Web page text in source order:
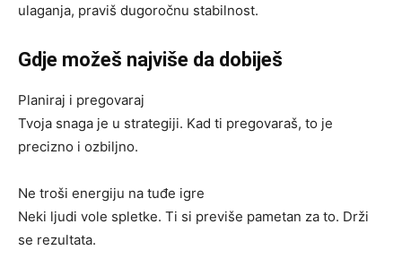
ulaganja, praviš dugoročnu stabilnost.
Gdje možeš najviše da dobiješ
Planiraj i pregovaraj
Tvoja snaga je u strategiji. Kad ti pregovaraš, to je
precizno i ozbiljno.
Ne troši energiju na tuđe igre
Neki ljudi vole spletke. Ti si previše pametan za to. Drži
se rezultata.